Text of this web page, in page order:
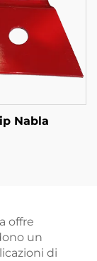
Nabla
offre
un
di